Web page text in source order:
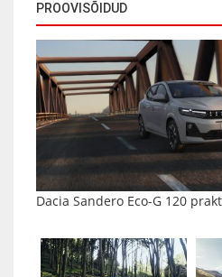
PROOVISÕIDUD
Dacia Sandero Eco-G 120